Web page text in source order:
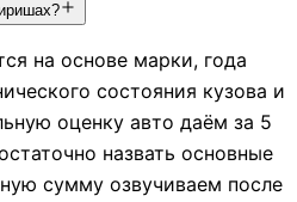
на основе марки, года
состояния кузова и
оценку авто даём за 5
назвать основные
сумму озвучиваем после